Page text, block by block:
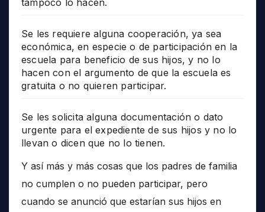
tampoco lo hacen.
Se les requiere alguna cooperación, ya sea
económica, en especie o de participación en la
escuela para beneficio de sus hijos, y no lo
hacen con el argumento de que la escuela es
gratuita o no quieren participar.
Se les solicita alguna documentación o dato
urgente para el expediente de sus hijos y no lo
llevan o dicen que no lo tienen.
Y así más y más cosas que los padres de familia
no cumplen o no pueden participar, pero
cuando se anunció que estarían sus hijos en